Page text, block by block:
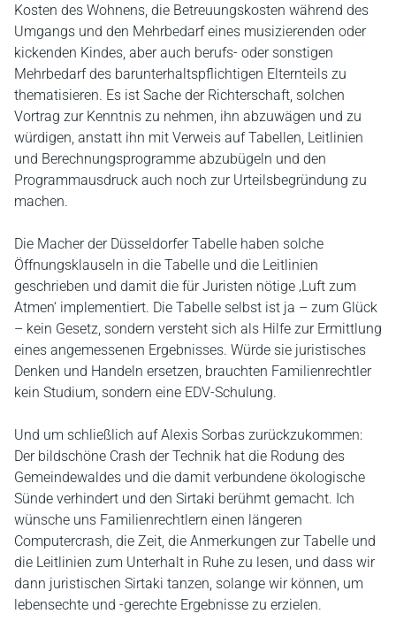
Kosten des Wohnens, die Betreuungskosten während des
Umgangs und den Mehrbedarf eines musizierenden oder
kickenden Kindes, aber auch berufs- oder sonstigen
Mehrbedarf des barunterhaltspflichtigen Elternteils zu
thematisieren. Es ist Sache der Richterschaft, solchen
Vortrag zur Kenntnis zu nehmen, ihn abzuwägen und zu
würdigen, anstatt ihn mit Verweis auf Tabellen, Leitlinien
und Berechnungsprogramme abzubügeln und den
Programmausdruck auch noch zur Urteilsbegründung zu
machen.
Die Macher der Düsseldorfer Tabelle haben solche
Öffnungsklauseln in die Tabelle und die Leitlinien
geschrieben und damit die für Juristen nötige ‚Luft zum
Atmen‘ implementiert. Die Tabelle selbst ist ja – zum Glück
– kein Gesetz, sondern versteht sich als Hilfe zur Ermittlung
eines angemessenen Ergebnisses. Würde sie juristisches
Denken und Handeln ersetzen, brauchten Familienrechtler
kein Studium, sondern eine EDV-Schulung.
Und um schließlich auf Alexis Sorbas zurückzukommen:
Der bildschöne Crash der Technik hat die Rodung des
Gemeindewaldes und die damit verbundene ökologische
Sünde verhindert und den Sirtaki berühmt gemacht. Ich
wünsche uns Familienrechtlern einen längeren
Computercrash, die Zeit, die Anmerkungen zur Tabelle und
die Leitlinien zum Unterhalt in Ruhe zu lesen, und dass wir
dann juristischen Sirtaki tanzen, solange wir können, um
lebensechte und -gerechte Ergebnisse zu erzielen.